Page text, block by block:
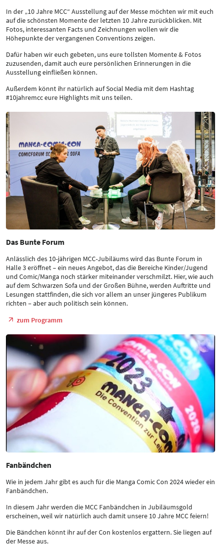
In der „10 Jahre MCC“ Ausstellung auf der Messe möchten wir mit euch
auf die schönsten Momente der letzten 10 Jahre zurückblicken. Mit
Fotos, interessanten Facts und Zeichnungen wollen wir die
Höhepunkte der vergangenen Conventions zeigen.
Dafür haben wir euch gebeten, uns eure tollsten Momente & Fotos
zuzusenden, damit auch eure persönlichen Erinnerungen in die
Ausstellung einfließen können.
Außerdem könnt ihr natürlich auf Social Media mit dem Hashtag
#10jahremcc eure Highlights mit uns teilen.
Das Bunte Forum
Anlässlich des 10-jährigen MCC-Jubiläums wird das Bunte Forum in
Halle 3 eröffnet – ein neues Angebot, das die Bereiche Kinder/Jugend
und Comic/Manga noch stärker miteinander verschmilzt. Hier, wie auch
auf dem Schwarzen Sofa und der Großen Bühne, werden Auftritte und
Lesungen stattfinden, die sich vor allem an unser jüngeres Publikum
richten – aber auch politisch sein können.
zum Programm
Fanbändchen
Wie in jedem Jahr gibt es auch für die Manga Comic Con 2024 wieder ein
Fanbändchen.
In diesem Jahr werden die MCC Fanbändchen in Jubiläumsgold
erscheinen, weil wir natürlich auch damit unsere 10 Jahre MCC feiern!
Die Bändchen könnt ihr auf der Con kostenlos ergattern. Sie liegen auf
der Messe aus.